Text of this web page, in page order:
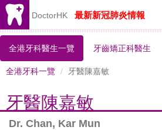
DoctorHK 最新新冠肺炎情報
全港牙科醫生一覽 牙齒矯正科醫生
全港牙科一覽 牙醫陳嘉敏
牙醫陳嘉敏
Dr. Chan, Kar Mun